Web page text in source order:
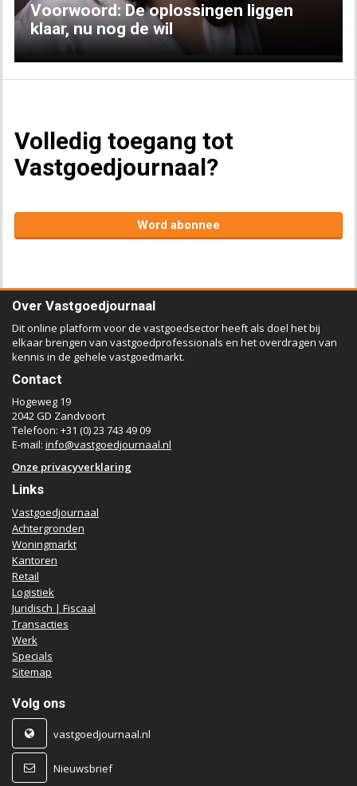
Voorwoord: De oplossingen liggen
klaar, nu nog de wil
Volledig toegang tot
Vastgoedjournaal?
Word abonnee
Over Vastgoedjournaal
Dit online platform voor de vastgoedsector heeft als doel het bij
elkaar brengen van vastgoedprofessionals en het overdragen van
kennis in de gehele vastgoedmarkt.
Contact
Hogeweg 19
2042 GD Zandvoort
Telefoon: +31 (0) 23 743 49 09
E-mail: info@vastgoedjournaal.nl
Onze privacyverklaring
Links
Vastgoedjournaal
Achtergronden
Woningmarkt
Kantoren
Retail
Logistiek
Juridisch | Fiscaal
Transacties
Werk
Specials
Sitemap
Volg ons
vastgoedjournaal.nl
Nieuwsbrief